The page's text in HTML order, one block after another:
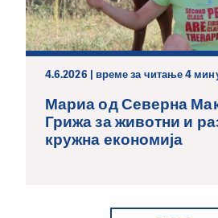
4.6.2026 | време за читање 4
Мариа од Северна
Грижа за животни и
кружна економија